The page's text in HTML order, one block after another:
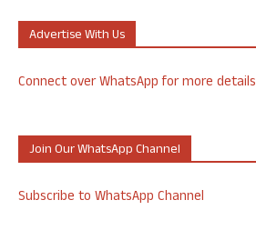
Advertise With Us
Connect over WhatsApp for more details
Join Our WhatsApp Channel
Subscribe to WhatsApp Channel